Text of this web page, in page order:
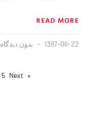
READ MORE
1397-06-22 بدون دیدگاه
« Previous
5 Next »